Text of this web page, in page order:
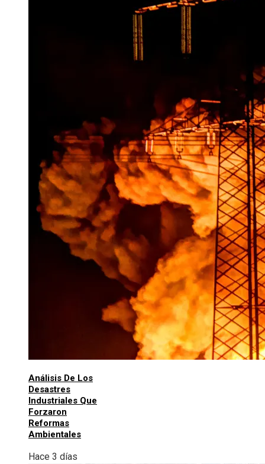
Análisis De Los
Desastres
Industriales Que
Forzaron
Reformas
Ambientales
Hace 3 días